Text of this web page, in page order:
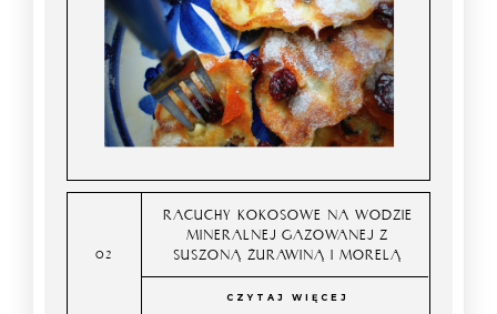
RACUCHY KOKOSOWE NA WODZIE
MINERALNEJ GAZOWANEJ Z
SUSZONĄ ŻURAWINĄ I MORELĄ
CZYTAJ WIĘCEJ